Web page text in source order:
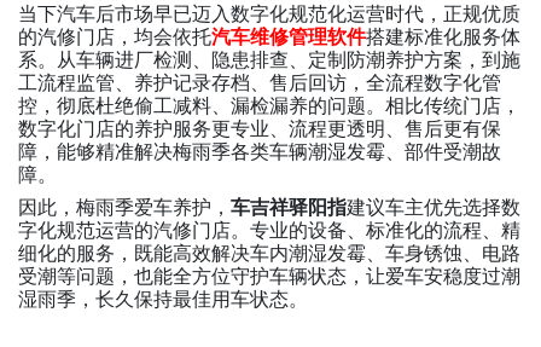
当下汽车后市场早已迈入数字化规范化运营时代，正规优质
的汽修门店，均会依托汽车维修管理软件搭建标准化服务体
系。从车辆进厂检测、隐患排查、定制防潮养护方案，到施
工流程监管、养护记录存档、售后回访，全流程数字化管
控，彻底杜绝偷工减料、漏检漏养的问题。相比传统门店，
数字化门店的养护服务更专业、流程更透明、售后更有保
障，能够精准解决梅雨季各类车辆潮湿发霉、部件受潮故
障。
因此，梅雨季爱车养护， 车吉祥驿阳指建议车主优先选择数
字化规范运营的汽修门店。专业的设备、标准化的流程、精
细化的服务，既能高效解决车内潮湿发霉、车身锈蚀、电路
受潮等问题，也能全方位守护车辆状态，让爱车安稳度过潮
湿雨季，长久保持最佳用车状态。